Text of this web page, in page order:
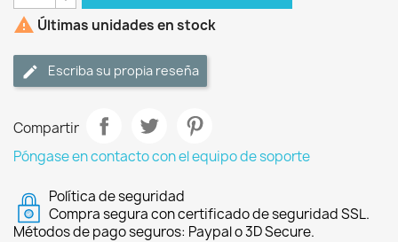
 Últimas unidades en stock
Escriba su propia reseña
Compartir
Póngase en contacto con el equipo de soporte
Política de seguridad
Compra segura con certificado de seguridad SSL.
Métodos de pago seguros: Paypal o 3D Secure.